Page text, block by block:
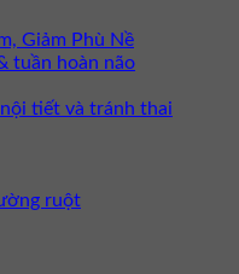
Giảm Phù Nề
tuần hoàn não
tiết và tránh thai
ruột